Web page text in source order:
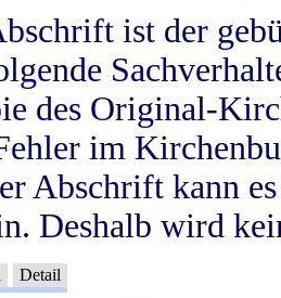
ist der
des Original-
im
Abschrift kann
Deshalb wird
Detail